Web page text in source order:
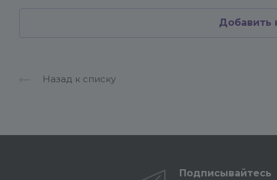
Добавить
Назад к списку
Подписывайтесь